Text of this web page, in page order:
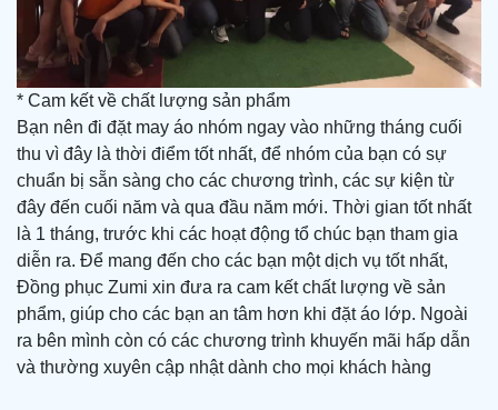
* Cam kết về chất lượng sản phẩm
Bạn nên đi đặt may áo nhóm ngay vào những tháng cuối
thu vì đây là thời điểm tốt nhất, để nhóm của bạn có sự
chuẩn bị sẵn sàng cho các chương trình, các sự kiện từ
đây đến cuối năm và qua đầu năm mới. Thời gian tốt nhất
là 1 tháng, trước khi các hoạt động tổ chúc bạn tham gia
diễn ra. Để mang đến cho các bạn một dịch vụ tốt nhất,
Đồng phục Zumi xin đưa ra cam kết chất lượng về sản
phẩm, giúp cho các bạn an tâm hơn khi đặt áo lớp. Ngoài
ra bên mình còn có các chương trình khuyến mãi hấp dẫn
và thường xuyên cập nhật dành cho mọi khách hàng